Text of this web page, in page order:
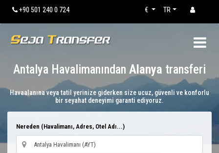
+90 501 240 0 724 TR
€
Antalya Havalimanından Alanya transferi
Havaalanına veya tatil yerinize giderken size ucuz, güvenli ve konforlu
bir seyahat deneyimi garanti ediyoruz.
Nereden (Havalimanı, Adres, Otel Adı...)